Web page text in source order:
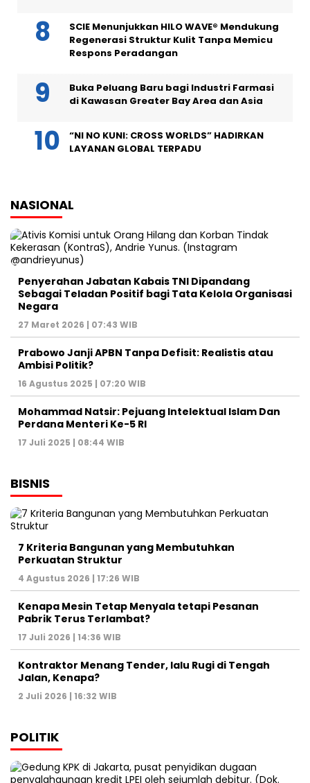
SCIE Menunjukkan HILO WAVE® Mendukung
Regenerasi Struktur Kulit Tanpa Memicu
Respons Peradangan
Buka Peluang Baru bagi Industri Farmasi
di Kawasan Greater Bay Area dan Asia
“NI NO KUNI: CROSS WORLDS” HADIRKAN
LAYANAN GLOBAL TERPADU
NASIONAL
Penyerahan Jabatan Kabais TNI Dipandang
Sebagai Teladan Positif bagi Tata Kelola Organisasi
Negara
27 Maret 2026 | 07:43 WIB
Prabowo Janji APBN Tanpa Defisit: Realistis atau
Ambisi Politik?
16 Agustus 2025 | 07:20 WIB
Mohammad Natsir: Pejuang Intelektual Islam Dan
Perdana Menteri Ke-5 RI
17 Juli 2025 | 08:44 WIB
BISNIS
7 Kriteria Bangunan yang Membutuhkan
Perkuatan Struktur
4 Agustus 2026 | 17:26 WIB
Kenapa Mesin Tetap Menyala tetapi Pesanan
Pabrik Terus Terlambat?
17 Juli 2026 | 14:36 WIB
Kontraktor Menang Tender, lalu Rugi di Tengah
Jalan, Kenapa?
2 Juli 2026 | 16:32 WIB
POLITIK